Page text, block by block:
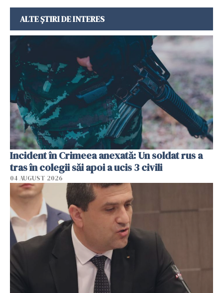
ALTE ȘTIRI DE INTERES
Incident în Crimeea anexată: Un soldat rus a
tras în colegii săi apoi a ucis 3 civili
04 AUGUST 2026